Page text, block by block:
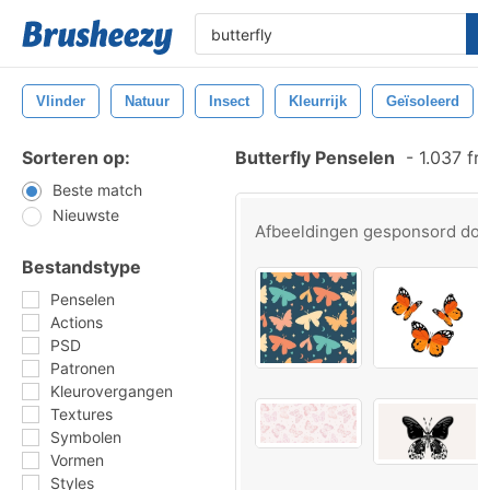
Vlinder Natuur Insect Kleurrijk Geïsoleerd
Sorteren op:
Beste match
Nieuwste
Bestandstype
Penselen
Actions
PSD
Patronen
Kleurovergangen
Textures
Symbolen
Vormen
Styles
Butterfly Penselen - 1.037
Afbeeldingen gesponsord